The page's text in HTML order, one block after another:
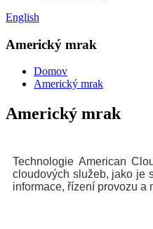
English
Americký mrak
Domov
Americký mrak
Americký mrak
Technologie American
cloudových služeb, jako je
informace, řízení provozu a